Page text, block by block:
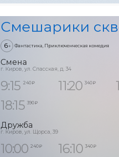
Смешарики
6+ Фантастика, Приключенческая комедия
Смена
г. Киров, ул. Спасская, д. 34
9:15 240 ₽ 11:20 340 ₽
18:15 390 ₽
Дружба
г. Киров, ул. Щорса, 39
10:00 240 ₽ 16:10 340 ₽